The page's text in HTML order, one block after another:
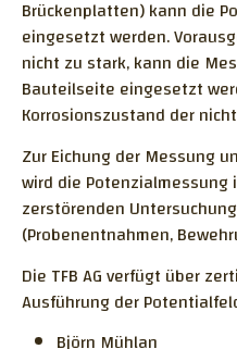
ISOTOPENSONDE
BAUER FILTERPRESSE
PETROGRAPHIE -
SCHWEIZ
262/1 ANHANG I
ELEKTROCHEMISCHE
Brückenplatten) kann die
eingesetzt werden.
nicht zu stark, kann die
Bauteilseite eingesetzt
Korrosionszustand der
Zur Eichung der Messung
wird die
zerstörenden
(Probenentnahmen,
Die TFB AG verfügt über
Ausführung der